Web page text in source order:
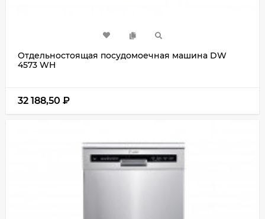
Отдельностоящая посудомоечная машина DW
4573 WH
32 188,50 ₽